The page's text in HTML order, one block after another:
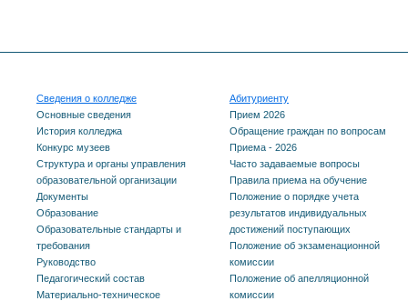
Сведения о колледже
Основные сведения
История колледжа
Конкурс музеев
Структура и органы управления
образовательной организации
Документы
Образование
Образовательные стандарты и
требования
Руководство
Педагогический состав
Материально-техническое
Абитуриенту
Прием 2026
Обращение граждан по вопросам
Приема - 2026
Часто задаваемые вопросы
Правила приема на обучение
Положение о порядке учета
результатов индивидуальных
достижений поступающих
Положение об экзаменационной
комиссии
Положение об апелляционной
комиссии